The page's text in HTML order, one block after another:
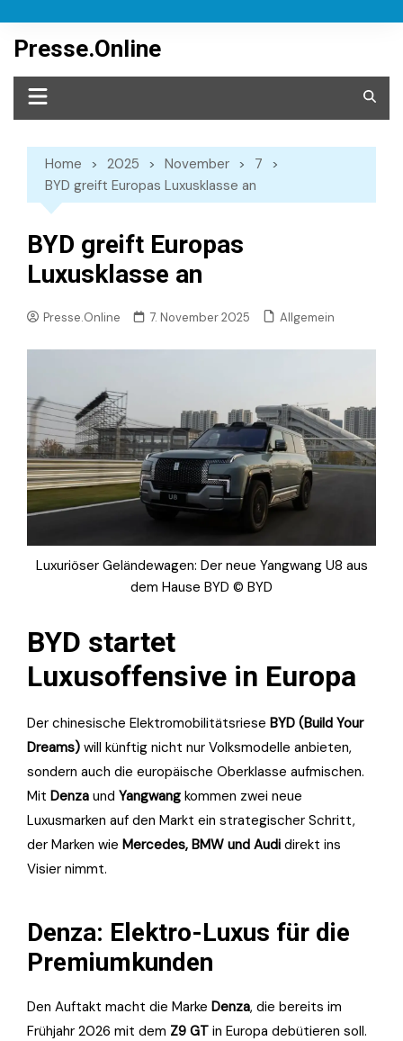
content
Presse.Online
Home 2025 November
7
BYD greift Europas Luxusklasse an
BYD greift Europas
Luxusklasse an
Presse.Online 7. November 2025 Allgemein
Luxuriöser Geländewagen: Der neue Yangwang U8 aus
dem Hause BYD © BYD
BYD startet
Luxusoffensive in Europa
Der chinesische Elektromobilitätsriese BYD (Build Your
Dreams) will künftig nicht nur Volksmodelle anbieten,
sondern auch die europäische Oberklasse aufmischen.
Mit Denza und Yangwang kommen zwei neue
Luxusmarken auf den Markt ein strategischer Schritt,
der Marken wie Mercedes, BMW und Audi direkt ins
Visier nimmt.
Denza: Elektro-Luxus für die
Premiumkunden
Den Auftakt macht die Marke Denza, die bereits im
Frühjahr 2026 mit dem Z9 GT in Europa debütieren soll.